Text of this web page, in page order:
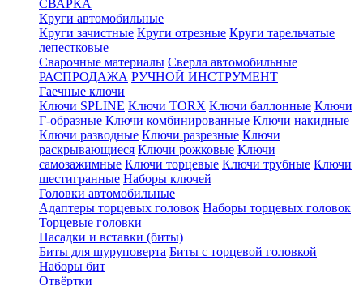
СВАРКА
Круги автомобильные
Круги зачистные Круги отрезные Круги тарельчатые
лепестковые
Сварочные материалы Сверла автомобильные
РАСПРОДАЖА РУЧНОЙ ИНСТРУМЕНТ
Гаечные ключи
Ключи SPLINE Ключи TORX Ключи баллонные Ключи
Г-образные Ключи комбинированные Ключи накидные
Ключи разводные Ключи разрезные Ключи
раскрывающиеся Ключи рожковые Ключи
самозажимные Ключи торцевые Ключи трубные Ключи
шестигранные Наборы ключей
Головки автомобильные
Адаптеры торцевых головок Наборы торцевых головок
Торцевые головки
Насадки и вставки (биты)
Биты для шуруповерта Биты с торцевой головкой
Наборы бит
Отвёртки